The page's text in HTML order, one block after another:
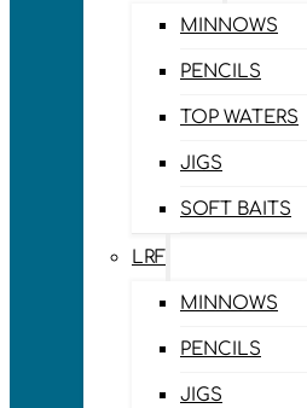
MINNOWS
PENCILS
TOP WATERS
JIGS
SOFT BAITS
LRF
MINNOWS
PENCILS
JIGS